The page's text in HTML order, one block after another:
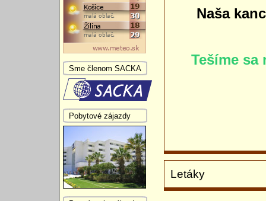
Naša
Tešíme sa
Letáky
Sme členom SACKA
Pobytové zájazdy